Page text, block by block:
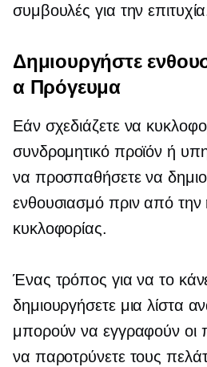
συμβουλές για την
Δημιουργήστε
α Πρόγευμα
Εάν σχεδιάζετε να
συνδρομητικό προϊόν ή
να προσπαθήσετε να
ενθουσιασμό πριν από την
κυκλοφορίας.
Ένας τρόπος για να το
δημιουργήσετε μια λίστα
μπορούν να εγγραφούν οι
να παροτρύνετε τους